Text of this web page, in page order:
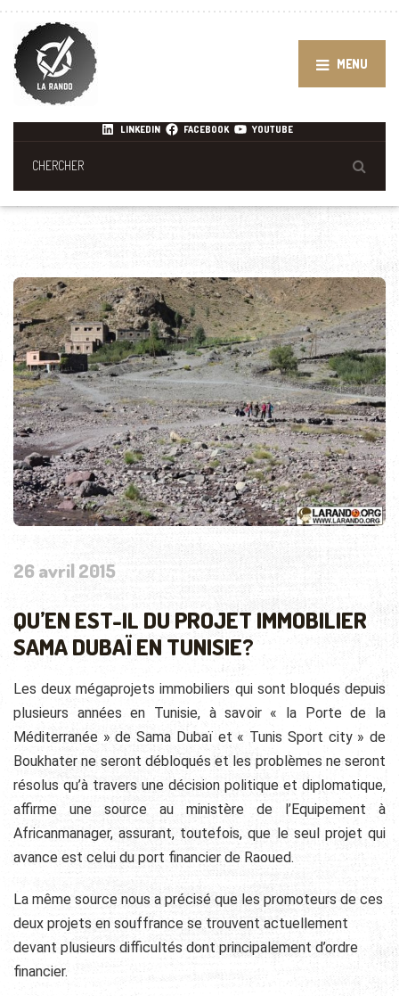
MENU
LINKEDIN FACEBOOK YOUTUBE
26 avril 2015
QU’EN EST-IL DU PROJET IMMOBILIER
SAMA DUBAÏ EN TUNISIE?
Les deux mégaprojets immobiliers qui sont bloqués depuis
plusieurs années en Tunisie, à savoir « la Porte de la
Méditerranée » de Sama Dubaï et « Tunis Sport city » de
Boukhater ne seront débloqués et les problèmes ne seront
résolus qu’à travers une décision politique et diplomatique,
affirme une source au ministère de l’Equipement à
Africanmanager, assurant, toutefois, que le seul projet qui
avance est celui du port financier de Raoued.
La même source nous a précisé que les promoteurs de ces
deux projets en souffrance se trouvent actuellement
devant plusieurs difficultés dont principalement d’ordre
financier.